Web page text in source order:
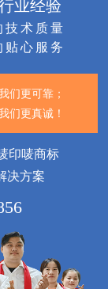
业经验
技术质量
贴心服务
们更可靠；
们更真诚！
印唛商标
决方案